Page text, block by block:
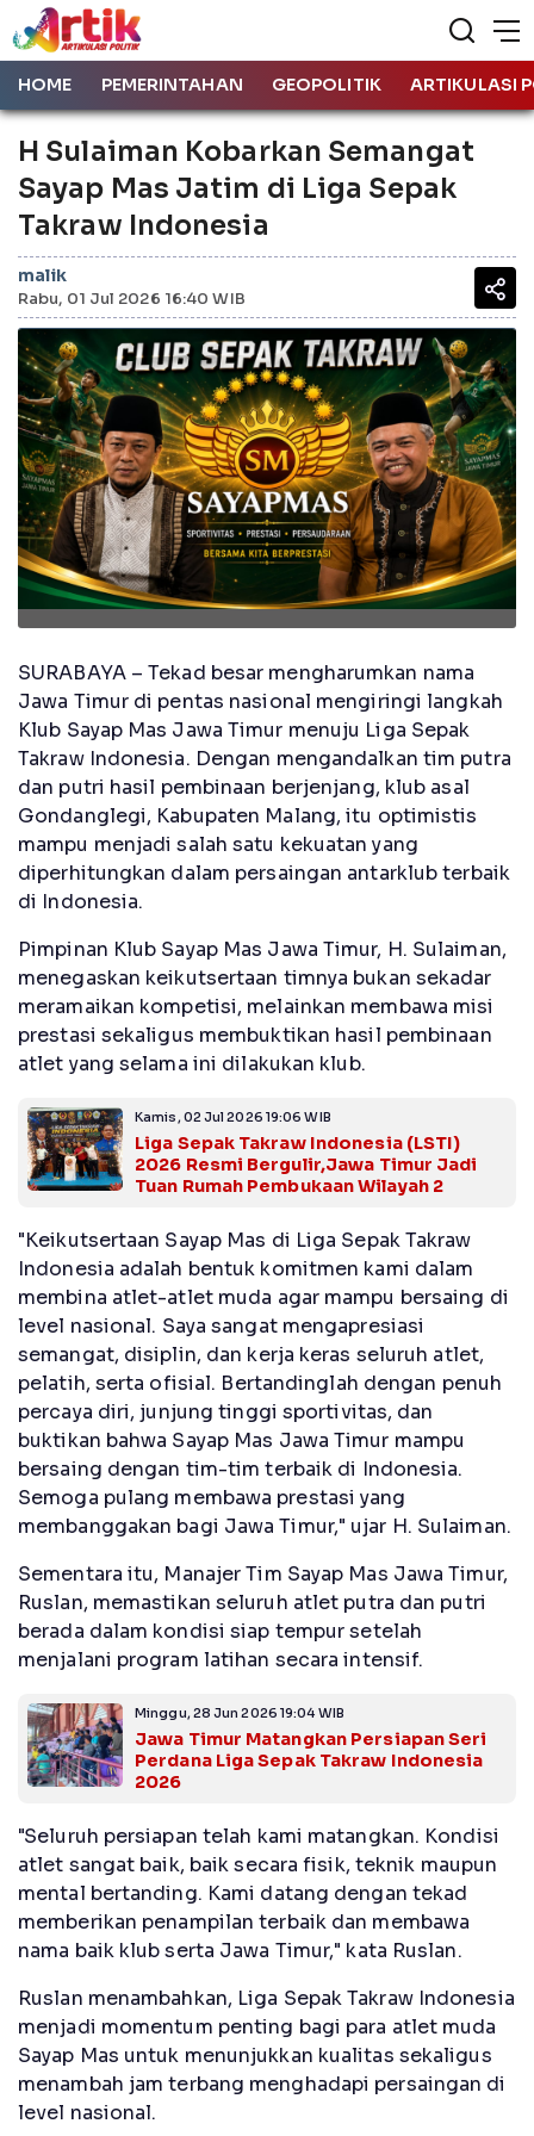
HOME PEMERINTAHAN GEOPOLITIK ARTIKULASI
H Sulaiman Kobarkan Semangat
Sayap Mas Jatim di Liga Sepak
Takraw Indonesia
malik
Rabu, 01 Jul 2026 16:40 WIB
SURABAYA – Tekad besar mengharumkan nama
Jawa Timur di pentas nasional mengiringi langkah
Klub Sayap Mas Jawa Timur menuju Liga Sepak
Takraw Indonesia. Dengan mengandalkan tim putra
dan putri hasil pembinaan berjenjang, klub asal
Gondanglegi, Kabupaten Malang, itu optimistis
mampu menjadi salah satu kekuatan yang
diperhitungkan dalam persaingan antarklub terbaik
di Indonesia.
Pimpinan Klub Sayap Mas Jawa Timur, H. Sulaiman,
menegaskan keikutsertaan timnya bukan sekadar
meramaikan kompetisi, melainkan membawa misi
prestasi sekaligus membuktikan hasil pembinaan
atlet yang selama ini dilakukan klub.
Kamis, 02 Jul 2026 19:06 WIB
Liga Sepak Takraw Indonesia (LSTI)
2026 Resmi Bergulir,Jawa Timur Jadi
Tuan Rumah Pembukaan Wilayah 2
"Keikutsertaan Sayap Mas di Liga Sepak Takraw
Indonesia adalah bentuk komitmen kami dalam
membina atlet-atlet muda agar mampu bersaing di
level nasional. Saya sangat mengapresiasi
semangat, disiplin, dan kerja keras seluruh atlet,
pelatih, serta ofisial. Bertandinglah dengan penuh
percaya diri, junjung tinggi sportivitas, dan
buktikan bahwa Sayap Mas Jawa Timur mampu
bersaing dengan tim-tim terbaik di Indonesia.
Semoga pulang membawa prestasi yang
membanggakan bagi Jawa Timur," ujar H. Sulaiman.
Sementara itu, Manajer Tim Sayap Mas Jawa Timur,
Ruslan, memastikan seluruh atlet putra dan putri
berada dalam kondisi siap tempur setelah
menjalani program latihan secara intensif.
Minggu, 28 Jun 2026 19:04 WIB
Jawa Timur Matangkan Persiapan Seri
Perdana Liga Sepak Takraw Indonesia
2026
"Seluruh persiapan telah kami matangkan. Kondisi
atlet sangat baik, baik secara fisik, teknik maupun
mental bertanding. Kami datang dengan tekad
memberikan penampilan terbaik dan membawa
nama baik klub serta Jawa Timur," kata Ruslan.
Ruslan menambahkan, Liga Sepak Takraw Indonesia
menjadi momentum penting bagi para atlet muda
Sayap Mas untuk menunjukkan kualitas sekaligus
menambah jam terbang menghadapi persaingan di
level nasional.